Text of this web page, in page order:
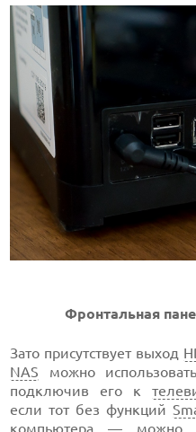
Фронтальная
Зато присутствует выход
NAS можно
подключив его к
если тот без функций
компьютера — можно